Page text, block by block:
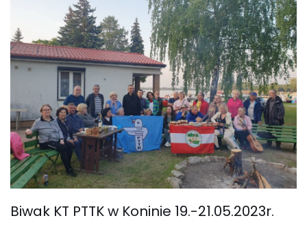
Biwak KT PTTK w Koninie 19.-21.05.2023r.